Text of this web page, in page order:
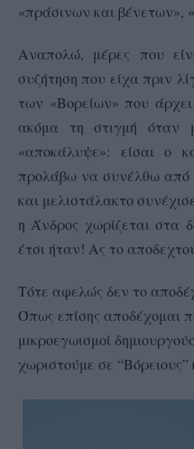
«πράσινων και
Αναπολώ, μέρες που
συζήτηση που είχα πριν
των «Βορείων» που
ακόμα τη στιγμή όταν
«αποκάλυψε»: είσαι ο
προλάβω να συνέλθω από
και μελιστάλακτο
η Άνδρος χωρίζεται στα
έτσι ήταν! Ας το
Τότε αφελώς δεν το
Όπως επίσης αποδέχομαι
μικροεγωισμοί
χωριστούμε σε “Βόρειους”